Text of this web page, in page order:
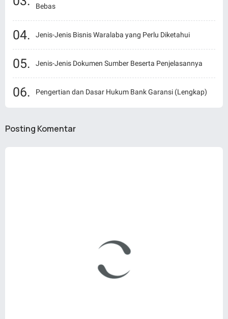
Bebas
Jenis-Jenis Bisnis Waralaba yang Perlu Diketahui
Jenis-Jenis Dokumen Sumber Beserta Penjelasannya
Pengertian dan Dasar Hukum Bank Garansi (Lengkap)
Posting Komentar